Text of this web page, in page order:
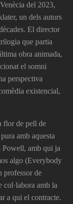
del 2023,
un dels autors
El director
que partia
obra animada,
el somni
perspectiva
existencial,
flor de pell de
amb aquesta
Powell, amb qui ja
algo (Everybody
professor de
amb la
a qui el contracte.